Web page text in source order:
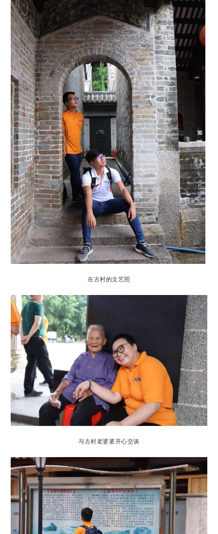
在古村的文艺照
与古村老婆婆开心交谈